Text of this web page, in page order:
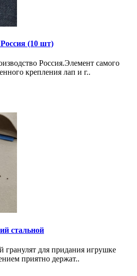
(10 шт)
Россия.Элемент самого
крепления лап и г..
стальной
гранулят для придания игрушке
приятно держат..